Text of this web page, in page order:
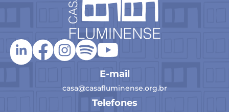
E-mail
casa@casafluminense.org.br
Telefones